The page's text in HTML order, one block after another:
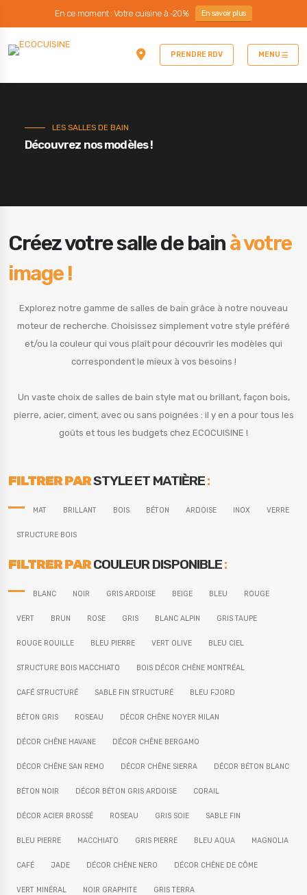
En ce moment : Votre cuisine à -20% En savoir plus
PRENDRE RDV MENU
LES SALLES DE BAIN
Découvrez nos modèles !
Créez votre salle de bain à votre
image !
Explorez notre gamme de salles de bain grâce à notre nouveau
moteur de recherche. Choisissez simplement votre style préféré
et/ou la couleur qui vous plaît pour découvrir les modèles qui
correspondent le mieux à vos besoins !
Un vaste choix de salles de bain style mat ou brillant, façon bois,
pierre, acier, ciment, avec ou sans poignées : il y en a pour tous les
goûts et tous les budgets chez ECOCUISINE !
FILTRER PARSTYLE ET MATIÈRE:
MAT BRILLANT BOIS BÉTON ARDOISE INOX VERRE
STRUCTURE BOIS
FILTRER PARCOULEUR DISPONIBLE:
BLANC NOIR GRIS ARDOISE BEIGE BLEU ROUGE
VERT BRUN ROSE GRIS BLANC ALPIN GRIS TAUPE
ROUGE ROUILLE BLEU PIERRE VERT OLIVE BLEU CIEL
STRUCTURE BOIS MACCHIATO BOIS DÉCOR CHÊNE MONTRÉAL
CAFÉ STRUCTURÉ SABLE FIN STRUCTURÉ BLEU FJORD
BÉTON GRIS ROSEAU DÉCOR CHÊNE NOYER MILAN
DÉCOR CHÊNE HAVANE DÉCOR CHÊNE BERGAMO
DÉCOR CHÊNE SAN REMO DÉCOR CHÊNE SIERRA DÉCOR BÉTON BLANC
BÉTON NOIR DÉCOR BÉTON GRIS ARDOISE CORAIL
DÉCOR ACIER BROSSÉ ROSEAU GRIS SOIE SABLE FIN
BLEU PIERRE MACCHIATO GRIS PIERRE BLEU AQUA MAGNOLIA
CAFÉ JADE DÉCOR CHÊNE NERO DÉCOR CHÊNE DE CÔME
VERT MINÉRAL NOIR GRAPHITE GRIS TERRA